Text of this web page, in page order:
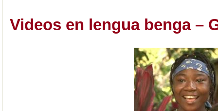
Videos en lengua benga –